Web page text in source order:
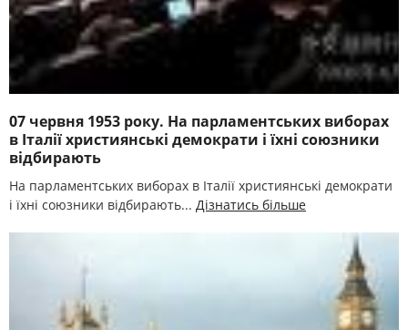
07 червня 1953 року. На парламентських виборах
в Італії християнські демократи і їхні союзники
відбирають
На парламентських виборах в Італії християнські демократи
і їхні союзники відбирають... Дізнатись більше